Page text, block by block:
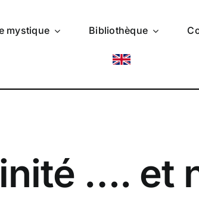
mystique Bibliothèque
…. et